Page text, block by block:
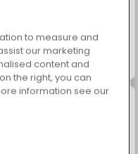
and the Bear: Meadows
to measure and
our marketing
content and
the right, you can
information see our